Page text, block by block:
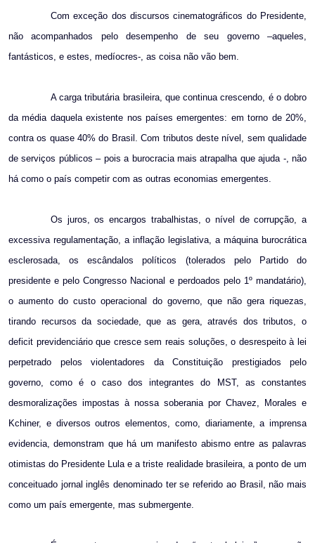
Com exceção dos discursos cinematográficos do Presidente,
não acompanhados pelo desempenho de seu governo –aqueles,
fantásticos, e estes, medíocres-, as coisa não vão bem.
A carga tributária brasileira, que continua crescendo, é o dobro
da média daquela existente nos países emergentes: em torno de 20%,
contra os quase 40% do Brasil. Com tributos deste nível, sem qualidade
de serviços públicos – pois a burocracia mais atrapalha que ajuda -, não
há como o país competir com as outras economias emergentes.
Os juros, os encargos trabalhistas, o nível de corrupção, a
excessiva regulamentação, a inflação legislativa, a máquina burocrática
esclerosada, os escândalos políticos (tolerados pelo Partido do
presidente e pelo Congresso Nacional e perdoados pelo 1º mandatário),
o aumento do custo operacional do governo, que não gera riquezas,
tirando recursos da sociedade, que as gera, através dos tributos, o
deficit previdenciário que cresce sem reais soluções, o desrespeito à lei
perpetrado pelos violentadores da Constituição prestigiados pelo
governo, como é o caso dos integrantes do MST, as constantes
desmoralizações impostas à nossa soberania por Chavez, Morales e
Kchiner, e diversos outros elementos, como, diariamente, a imprensa
evidencia, demonstram que há um manifesto abismo entre as palavras
otimistas do Presidente Lula e a triste realidade brasileira, a ponto de um
conceituado jornal inglês denominado ter se referido ao Brasil, não mais
como um país emergente, mas submergente.